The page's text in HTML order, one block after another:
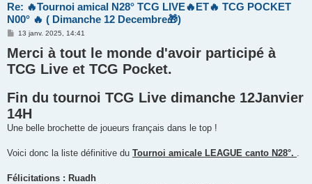
Re: 🔥Tournoi amical N28° TCG LIVE🔥ET🔥 TCG POCKET
N00° 🔥 ( Dimanche 12 Decembre🎁)
M
s
s
a
g
13 janv. 2025, 14:41
Merci à tout le monde d'avoir participé à
TCG Live et TCG Pocket.
Fin du tournoi TCG Live dimanche 12Janvier
14H
Une belle brochette de joueurs français dans le top !
Voici donc la liste définitive du Tournoi amicale LEAGUE canto N28°.
Félicitations : Ruadh